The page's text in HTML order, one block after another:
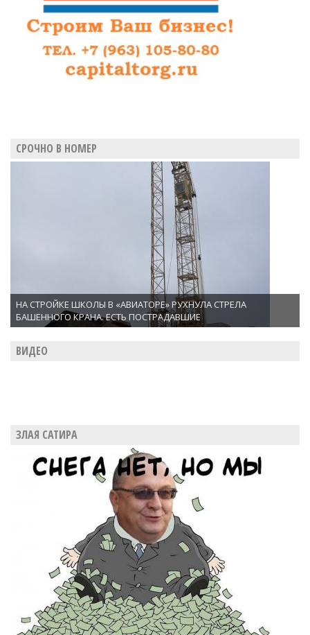
в
среднем
на
255
рублей
СРОЧНО В НОМЕР
НА СТРОЙКЕ ШКОЛЫ В «АВИАТОРЕ» РУХНУЛА СТРЕЛА
БАШЕННОГО КРАНА. ЕСТЬ ПОСТРАДАВШИЕ
ВИДЕО
ЗЛАЯ САТИРА